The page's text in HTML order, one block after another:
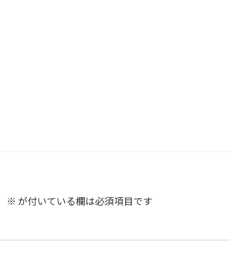
※ が付いている欄は必須項目です